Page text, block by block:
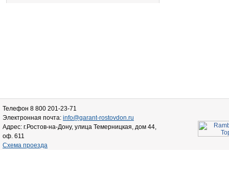
Телефон 8 800 201-23-71
Электронная почта: info@garant-rostovdon.ru
Адрес: г.Ростов-на-Дону, улица Темерницкая, дом 44,
оф. 611
Схема проезда